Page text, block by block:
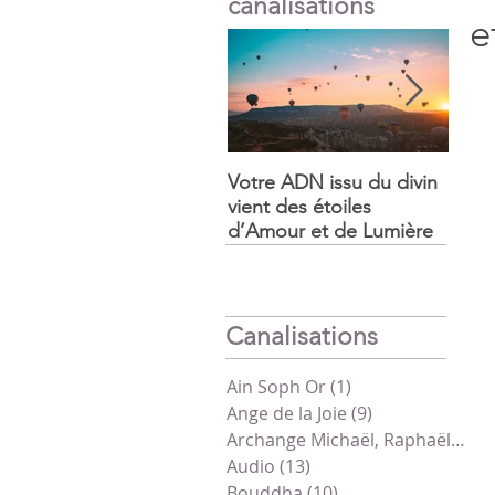
canalisations
Votre ADN issu du divin
vient des étoiles
d’Amour et de Lumière
Canalisations
Ain Soph Or(1)
Ange de la Joie (9)
Archange Michaël, Raphaël, Gabriel
Audio (13)